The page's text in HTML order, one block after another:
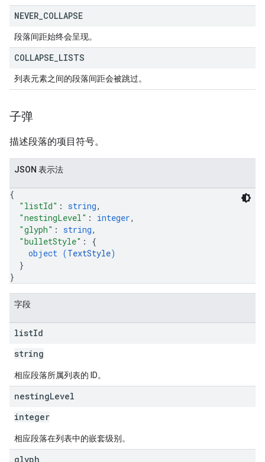
NEVER COLLAPSE
段落间距始终会呈现。
COLLAPSE LISTS
列表元素之间的段落间距会被跳过。
子弹
描述段落的项目符号。
JSON 表示法
{
"listId" : string,
"nestingLevel" : integer,
"glyph" : string,
"bulletStyle" : {
object (TextStyle)
}
}
字段
listId
string
相应段落所属列表的 ID。
nestingLevel
integer
相应段落在列表中的嵌套级别。
glyph